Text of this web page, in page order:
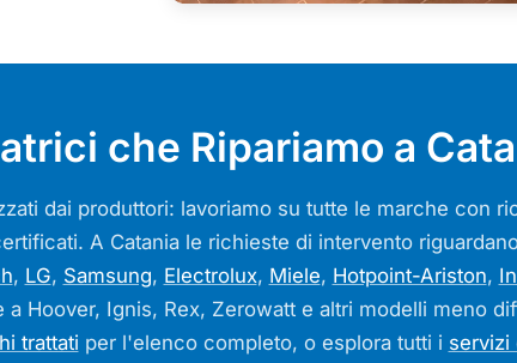
che Ripariamo a
dai produttori: lavoriamo su tutte le marche con
A Catania le richieste di intervento
, LG, Samsung, Electrolux, Miele, Hotpoint-Ariston,
a Hoover, Ignis, Rex, Zerowatt e altri modelli meno
trattati per l'elenco completo, o esplora tutti i servizi